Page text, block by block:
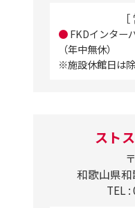
●FKDインター
（年中無休）
※施設休館日は
スト
和歌山県
TEL